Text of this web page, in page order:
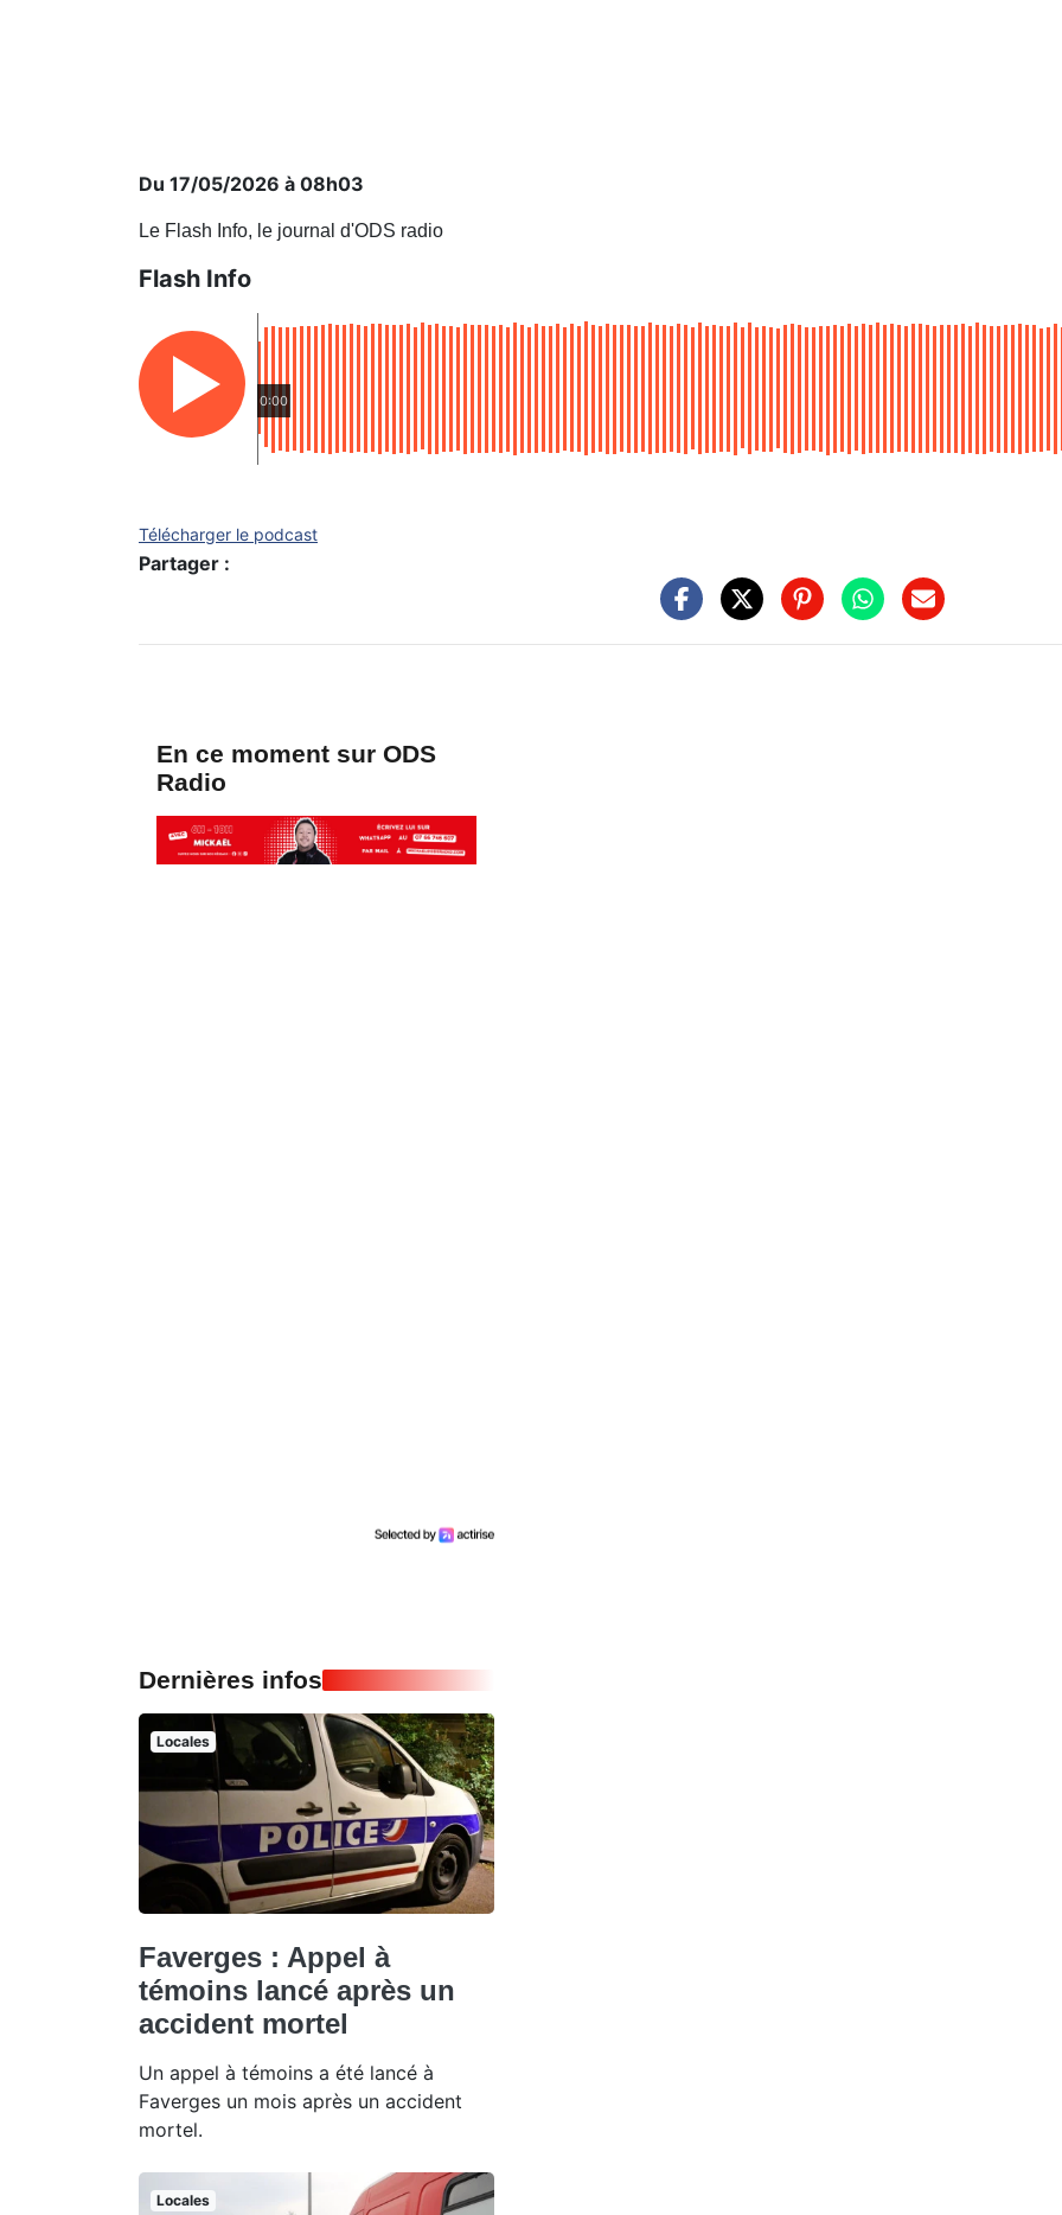
Du 17/05/2026 à 08h03
Le Flash Info, le journal d'ODS radio
Flash Info
0:00
Télécharger le podcast
Partager :
En ce moment sur ODS
Radio
Dernières infos
Locales
Faverges : Appel à
témoins lancé après un
accident mortel
Un appel à témoins a été lancé à
Faverges un mois après un accident
mortel.
Locales